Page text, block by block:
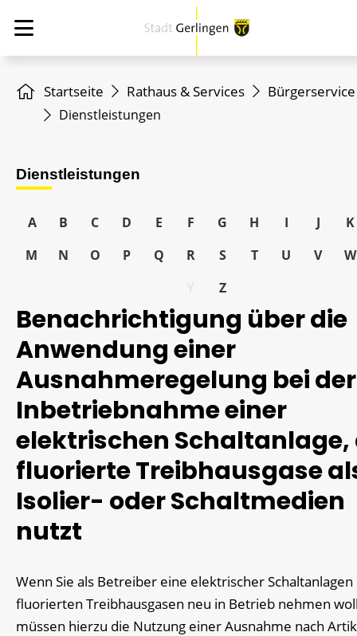
Startseite Rathaus & Services Bürgerservice
Dienstleistungen
Dienstleistungen
A B C D E F G H I J
K
M
N O P Q R S T U V
W
Z
Benachrichtigung über die
Anwendung einer
Ausnahmeregelung bei der
Inbetriebnahme einer
elektrischen Schaltanlage,
fluorierte Treibhausgase
Isolier- oder Schaltmedien
nutzt
Wenn Sie als Betreiber eine elektrischer
fluorierten Treibhausgasen neu in Betrieb nehmen
müssen hierzu die Nutzung einer Ausnahme nach